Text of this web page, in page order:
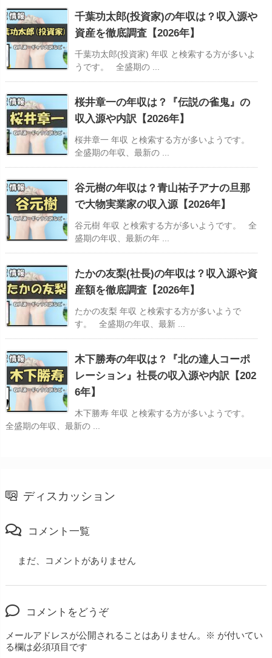
千葉功太郎(投資家)の年収は？収入源や
資産を徹底調査【2026年】
千葉功太郎(投資家) 年収 と検索する方が多いよ
うです。 全盛期の ...
桜井章一の年収は？『伝説の雀鬼』の
収入源や内訳【2026年】
桜井章一 年収 と検索する方が多いようです。
全盛期の年収、最新の ...
谷元樹の年収は？青山祐子アナの旦那
で大物実業家の収入源【2026年】
谷元樹 年収 と検索する方が多いようです。 全
盛期の年収、最新の年 ...
たかの友梨(社長)の年収は？収入源や資
産額を徹底調査【2026年】
たかの友梨 年収 と検索する方が多いようで
す。 全盛期の年収、最新 ...
木下勝寿の年収は？『北の達人コーポ
レーション』社長の収入源や内訳【202
6年】
木下勝寿 年収 と検索する方が多いようです。
全盛期の年収、最新の ...
ディスカッション
コメント一覧
まだ、コメントがありません
コメントをどうぞ
メールアドレスが公開されることはありません。 ※ が付いてい
る欄は必須項目です